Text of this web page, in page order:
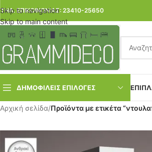
Skip to navigation
Skip to main content
ΤΗΛ. ΕΠΙΚΟΙΝΩΝΙΑΣ: 23410-25650
ΔΗΜΟΦΙΛΕΙΣ ΕΠΙΛΟΓΕΣ
Αρχική σελίδα/Προϊόντα με ετικέτα